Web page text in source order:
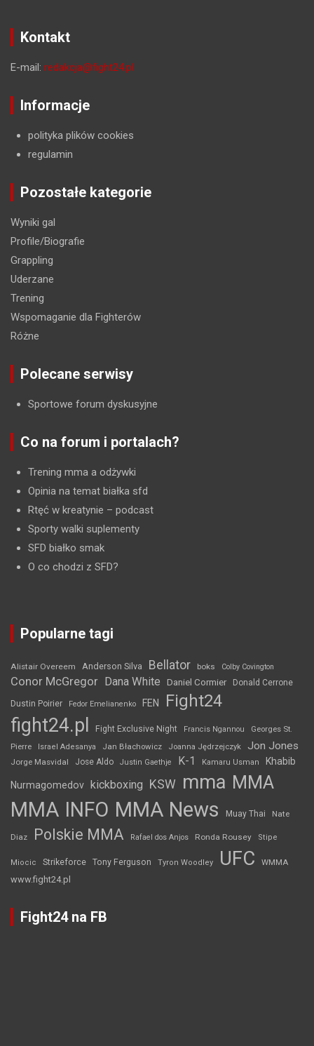
Kontakt
E-mail: redakcja@fight24.pl
Informacje
polityka plików cookies
regulamin
Pozostałe kategorie
Wyniki gal
Profile/Biografie
Grappling
Uderzane
Trening
Wspomaganie dla Fighterów
Różne
Polecane serwisy
Sportowe forum dyskusyjne
Co na forum i portalach?
Trening mma a odżywki
Opinia na temat białka sfd
Rtęć w kreatynie – podcast
Sporty walki suplementy
SFD białko smak
O co chodzi z SFD?
Popularne tagi
Alistair Overeem Anderson Silva Bellator boks Colby Covington
Conor McGregor Dana White Daniel Cormier Donald Cerrone
Dustin Poirier Fedor Emelianenko FEN Fight24
fight24.pl Fight Exclusive Night Francis Ngannou
Georges St.
Pierre
Israel Adesanya Jan Błachowicz Joanna Jędrzejczyk Jon Jones
Jorge Masvidal Jose Aldo Justin Gaethje K-1 Kamaru Usman Khabib
Nurmagomedov kickboxing KSW mma MMA
MMA INFO MMA News Muay Thai Nate
Diaz Polskie MMA Rafael dos Anjos Ronda Rousey Stipe
Miocic Strikeforce Tony Ferguson Tyron Woodley UFC WMMA
www.fight24.pl
Fight24 na FB